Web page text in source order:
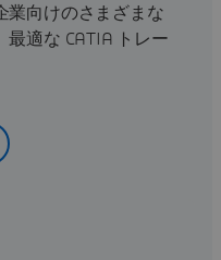
業向けのさまざまな
最適な CATIA トレー